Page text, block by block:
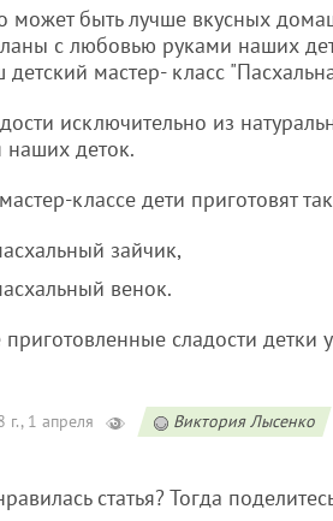
может быть лучше вкусных
с любовью руками наших
детский мастер- класс
исключительно из
наших деток.
классе дети приготовят
зайчик,
венок.
приготовленные сладости детки
г., 1 апреля Виктория Лысенко
статья? Тогда